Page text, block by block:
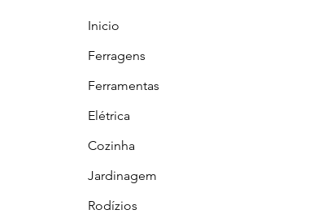
Inicio
Ferragens
Ferramentas
Elétrica
Cozinha
Jardinagem
Rodízios